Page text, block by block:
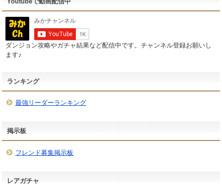
ダンジョン攻略やガチャ結果など配信中です。チャンネル登録お願いし
ます♪
ランキング
最強リーダーランキング
掲示板
フレンド募集掲示板
レアガチャ